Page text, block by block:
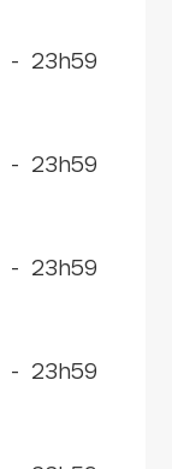
- 23h59
- 23h59
- 23h59
- 23h59